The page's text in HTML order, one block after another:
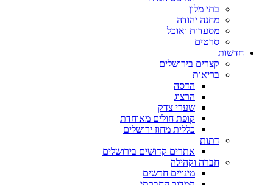
בתי מלון
מחנה יהודה
מסעדות ואוכל
סרטים
חדשות
קצרים בירושלים
בריאות
הדסה
הרצוג
שערי צדק
קופת חולים מאוחדת
כללית מחוז ירושלים
דתות
אתרים קדושים בירושלים
חברה וקהילה
מינויים חדשים